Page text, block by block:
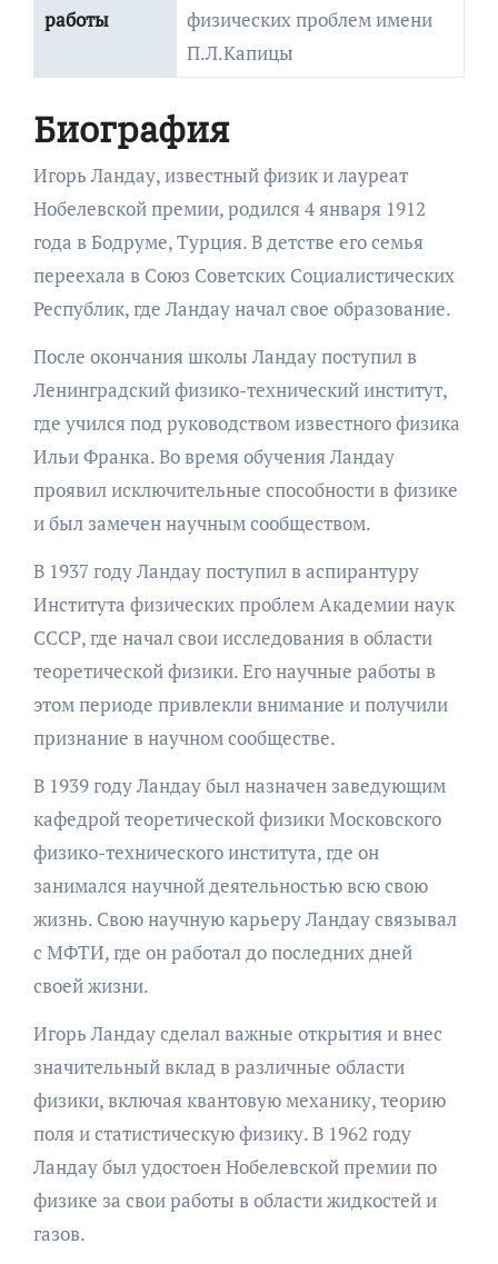
работы
физических проблем имени
П.Л.Капицы
Биография
Игорь Ландау, известный физик и лауреат
Нобелевской премии, родился 4 января 1912
года в Бодруме, Турция. В детстве его семья
переехала в Союз Советских Социалистических
Республик, где Ландау начал свое образование.
После окончания школы Ландау поступил в
Ленинградский физико-технический институт,
где учился под руководством известного физика
Ильи Франка. Во время обучения Ландау
проявил исключительные способности в физике
и был замечен научным сообществом.
В 1937 году Ландау поступил в аспирантуру
Института физических проблем Академии наук
СССР, где начал свои исследования в области
теоретической физики. Его научные работы в
этом периоде привлекли внимание и получили
признание в научном сообществе.
В 1939 году Ландау был назначен заведующим
кафедрой теоретической физики Московского
физико-технического института, где он
занимался научной деятельностью всю свою
жизнь. Свою научную карьеру Ландау связывал
с МФТИ, где он работал до последних дней
своей жизни.
Игорь Ландау сделал важные открытия и внес
значительный вклад в различные области
физики, включая квантовую механику, теорию
поля и статистическую физику. В 1962 году
Ландау был удостоен Нобелевской премии по
физике за свои работы в области жидкостей и
газов.